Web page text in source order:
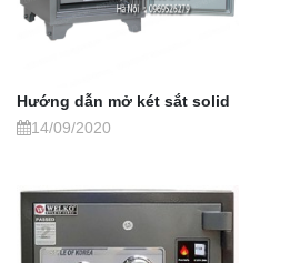
Hướng dẫn mở két sắt solid
14/09/2020